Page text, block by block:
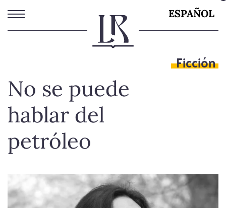
Pasar
contenido
ESPAÑOL
Ficción
No se puede
hablar del
petróleo